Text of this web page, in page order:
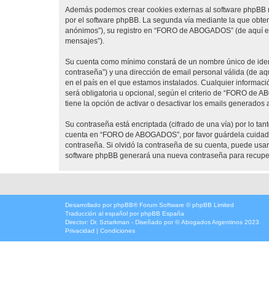
Además podemos crear cookies externas al software
por el software phpBB. La segunda vía mediante la que
anónimos”), su registro en “FORO de ABOGADOS” (de
mensajes”).
Su cuenta como mínimo constará de un nombre único de
contraseña”) y una dirección de email personal válida (de
en el país en el que estamos instalados. Cualquier
será obligatoria u opcional, según el criterio de “FORO de
tiene la opción de activar o desactivar los emails generados
Su contraseña está encriptada (cifrado de una vía) por lo
cuenta en “FORO de ABOGADOS”, por favor guárdela
contraseña. Si olvidó la contraseña de su cuenta, puede
software phpBB generará una nueva contraseña para
Desarrollado por phpBB® Forum Software © phpBB Limited
Traducción al español por phpBB España
Director: Dr. Sztarkman - Diseñado por ©Abogados Argentinos 2023
Privacidad | Condiciones